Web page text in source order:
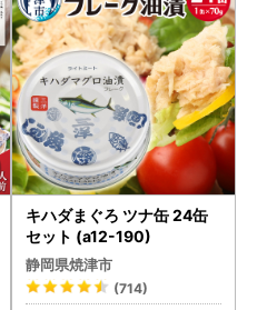
キハダまぐろ ツナ缶 24缶
セット (a12-190)
静岡県焼津市
(714)